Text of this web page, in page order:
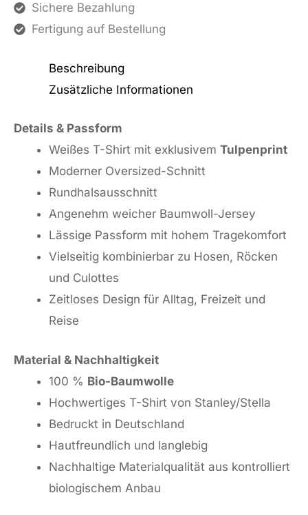
Sichere Bezahlung
Fertigung auf Bestellung
Beschreibung
Zusätzliche Informationen
Details & Passform
Weißes T-Shirt mit exklusivem Tulpenprint
Moderner Oversized-Schnitt
Rundhalsausschnitt
Angenehm weicher Baumwoll-Jersey
Lässige Passform mit hohem Tragekomfort
Vielseitig kombinierbar zu Hosen, Röcken
und Culottes
Zeitloses Design für Alltag, Freizeit und
Reise
Material & Nachhaltigkeit
100 % Bio-Baumwolle
Hochwertiges T-Shirt von Stanley/Stella
Bedruckt in Deutschland
Hautfreundlich und langlebig
Nachhaltige Materialqualität aus kontrolliert
biologischem Anbau